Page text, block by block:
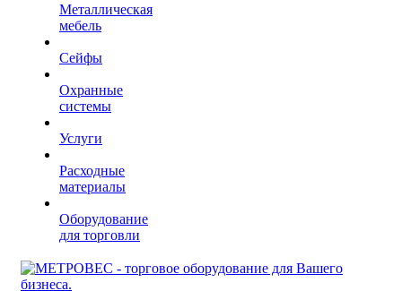
Металлическая
мебель
Сейфы
Охранные
системы
Услуги
Расходные
материалы
Оборудование
для торговли